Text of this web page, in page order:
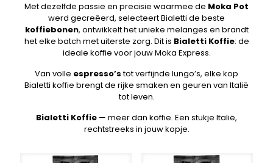
Met dezelfde passie en precisie waarmee de Moka Pot
werd gecreëerd, selecteert Bialetti de beste
koffiebonen, ontwikkelt het unieke melanges en brandt
het elke batch met uiterste zorg. Dit is Bialetti Koffie: de
ideale koffie voor jouw Moka Express.
Van volle espresso’stot verfijnde lungo’s, elke kop
Bialetti koffie brengt de rijke smaken en geuren van Italië
tot leven.
Bialetti Koffie — meer dan koffie. Een stukje Italië,
rechtstreeks in jouw kopje.